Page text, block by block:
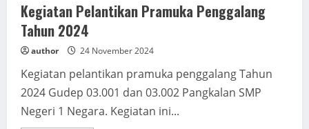
Kegiatan Pelantikan Pramuka Penggalang
Tahun 2024
author 24 November 2024
Kegiatan pelantikan pramuka penggalang Tahun
2024 Gudep 03.001 dan 03.002 Pangkalan SMP
Negeri 1 Negara. Kegiatan ini...